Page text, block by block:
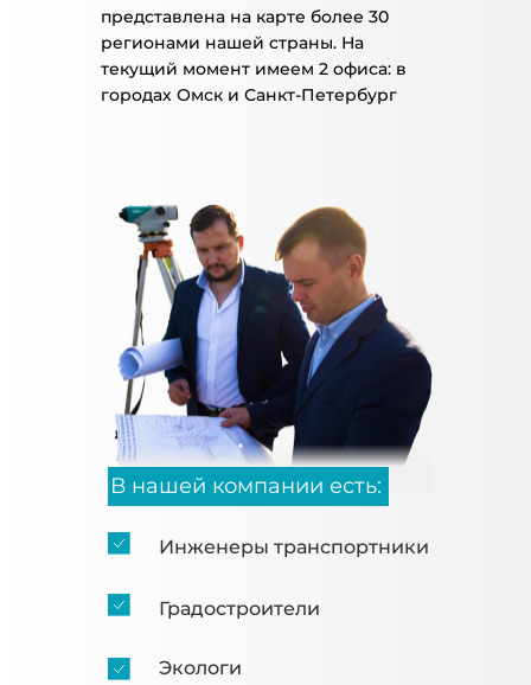
представлена на карте более 30
регионами нашей страны. На
текущий момент имеем 2 офиса: в
городах Омск и Санкт-Петербург
В нашей компании есть:
Инженеры транспортники
Градостроители
Экологи